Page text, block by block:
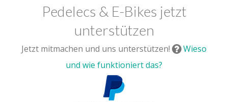
Pedelecs & E-Bikes jetzt
unterstützen
Jetzt mitmachen und uns unterstützen!
Wieso
und wie funktioniert das?